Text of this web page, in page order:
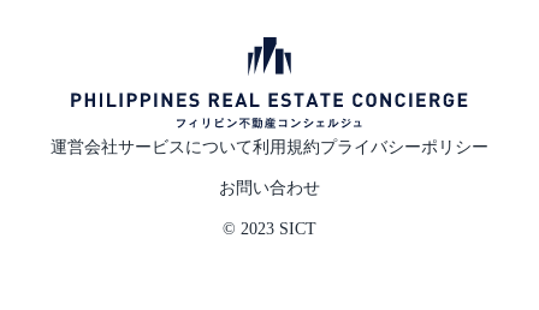
運営会社サービスについて利用規約プライバシーポリシー
お問い合わせ
© 2023 SICT